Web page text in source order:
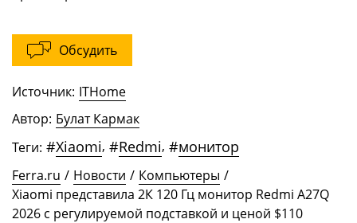
Обсудить
Источник: ITHome
Автор: Булат Кармак
Теги: #Xiaomi, #Redmi, #монитор
Ferra.ru / Новости / Компьютеры /
Xiaomi представила 2К 120 Гц монитор Redmi A27Q
2026 с регулируемой подставкой и ценой $110